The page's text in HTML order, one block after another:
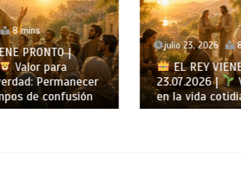
|
julio 23, 2026 8 mins
EL REY VIENE PRONTO |
23.07.2026 |
Vivir el
en la vida cotidiana